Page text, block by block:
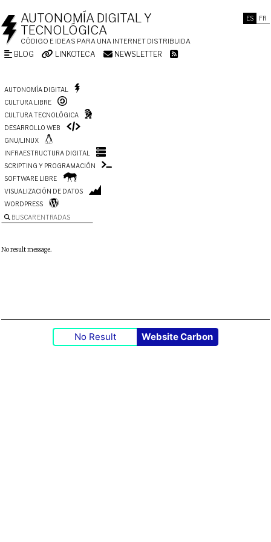
ES FR
AUTONOMÍA DIGITAL Y
TECNOLÓGICA
CÓDIGO E IDEAS PARA UNA INTERNET DISTRIBUIDA
BLOG LINKOTECA NEWSLETTER
AUTONOMÍA DIGITAL
CULTURA LIBRE
CULTURA TECNOLÓGICA
DESARROLLO WEB
GNU/LINUX
INFRAESTRUCTURA DIGITAL
SCRIPTING Y PROGRAMACIÓN
SOFTWARE LIBRE
VISUALIZACIÓN DE DATOS
WORDPRESS
BUSCAR ENTRADAS
No result message.
No Result Website Carbon